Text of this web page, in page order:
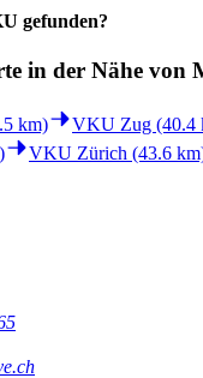
gefunden?
in der Nähe von
km) VKU Zug (40.4
VKU Zürich (43.6